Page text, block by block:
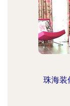
珠海装